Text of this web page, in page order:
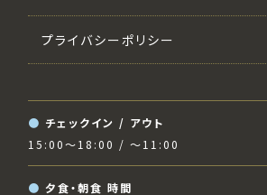
プライバシーポリシー
チェックイン / アウト
15:00〜18:00 / 〜11:00
夕食・朝食 時間